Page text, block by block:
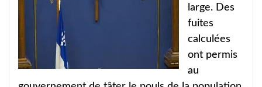
large. Des
fuites
calculées
ont permis
au